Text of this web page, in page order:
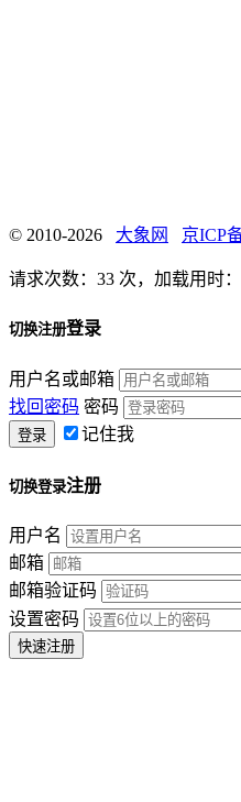
© 2010-2026 大象网 京ICP
请求次数：33 次，加载用时
切换注册登录
用户名或邮箱
找回密码 密码
记住我
切换登录注册
用户名
邮箱
邮箱验证码
设置密码